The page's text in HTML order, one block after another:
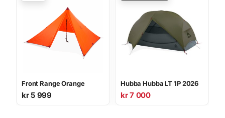
Front Range Orange
kr5 999
Hubba Hubba LT 1P 2026
kr7 000